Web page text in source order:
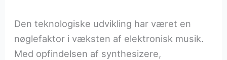
Den teknologiske udvikling har været en
nøglefaktor i væksten af elektronisk musik.
Med opfindelsen af synthesizere,